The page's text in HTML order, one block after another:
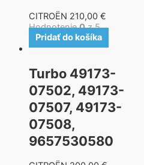
CITROËN 210,00 €
Hodnotenie0z 5
Pridať do košíka
Turbo 49173-
07502, 49173-
07507, 49173-
07508,
9657530580